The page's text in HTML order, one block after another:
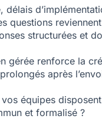
délais
questions
structurées et
gérée renforce la
après
équipes
et formalisé ?